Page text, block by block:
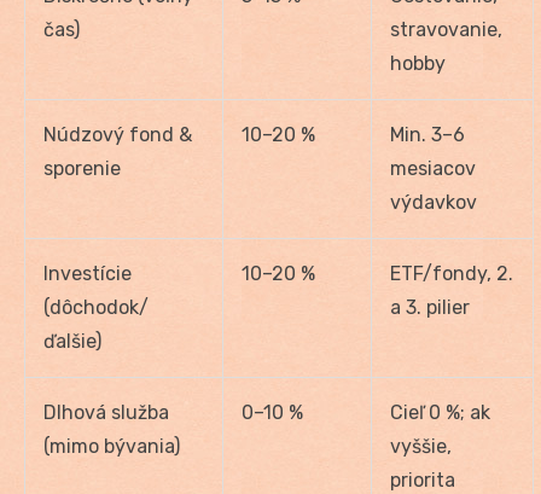
čas)
stravovanie,
hobby
Núdzový fond &
sporenie
10–20 %
Min. 3–6
mesiacov
výdavkov
Investície
(dôchodok/
ďalšie)
10–20 %
ETF/fondy, 2.
a 3. pilier
Dlhová služba
(mimo bývania)
0–10 %
Cieľ 0 %; ak
vyššie,
priorita